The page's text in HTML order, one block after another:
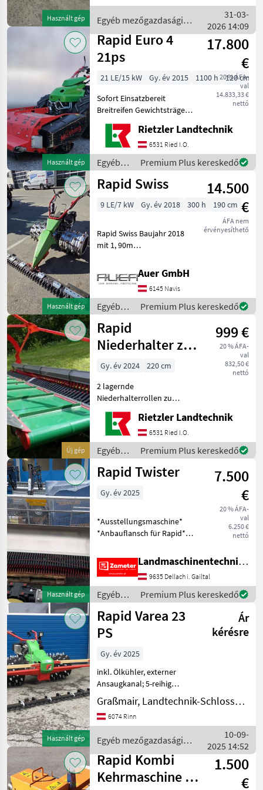
Használt gép
Egykerékfékezéses
kormányzás, , , : h
Egyéb mezőgazdasági
erőgépek / Rapid
31-03-
2026 14:09
Használt gép
Rapid Euro 4
21ps
17.800
€
20 % ÁFA-
val
14.833,33 €
nettó
21 LE/15 kW Gy. év 2015 1100 h
120 cm
Sofort Einsatzbereit
Breitreifen Gewichtsträger
und 3stk.Staplgewichter
Müthing Mulcher 120cm
gebraucht Option:
gebrauchte Stahl oder ALU
Stachelräder 4 reihi
Rietzler Landtechnik
6531 Ried I.O.
Egyéb
mezőgazdasági
erőgépek
Premium Plus kereskedő
Használt gép
Rapid Swiss
14.500
€
ÁFA nem
érvényesíthető
9 LE/7 kW Gy. év 2018 300 h 190 cm
Rapid Swiss Baujahr 2018
mit 1, 90m
Zusatzgewichte Mähbalken
komplett überholt.
Neuwertiger Zustand Der
Mäher ist in sehr gutem
Zustand, fri
Auer GmbH
6145 Navis
Egyéb
mezőgazdasági
erőgépek
/ Rapid
Premium Plus kereskedő
Új gép
Rapid
Niederhalter zu
Multitwister
999 €
20 % ÁFA-
val
832,50 €
nettó
Gy. év 2024
220 cm
2 lagernde
Niederhalterrollen zu
Multitwister 220 günstig zu
verkaufen. Egyéb
mezőgazdasági erőgépek
Motoros rotációs fűkaszák
Rietzler Landtechnik
6531 Ried I.O.
Egyéb
mezőgazdasági
erőgépek
Premium Plus kereskedő
Használt gép
Rapid Twister
7.500
€
20 % ÁFA-
val
6.250 €
nettó
Gy. év 2025
*Ausstellungsmaschine*
*Anbauflansch für Rapid*
Motormähermarken auch
möglich* Egyéb
mezőgazdasági erőgépek
Motoros rotációs fűkaszák
Landmaschinentechnik Zameter Petra
9635 Dellach i. Gailtal
Egyéb
mezőgazdasági
erőgépek
/ Rapid
Premium Plus kereskedő
Használt gép
Rapid Varea 23
PS
Ár
kérésre
Gy. év 2025
inkl. Ölkühler, externer
Ansaugkanal; 5-reihig
Flexispike breite Spur
optional; Fässler
Doppelmessermähbalken
Doppelmessermähwerk
Antr
Graßmair, Landtechnik-Schlosserei GmbH
6074 Rinn
Egyéb mezőgazdasági
erőgépek / Rapid
10-09-
2025 14:52
Rapid Kombi
Kehrmaschine R-
1.500
€